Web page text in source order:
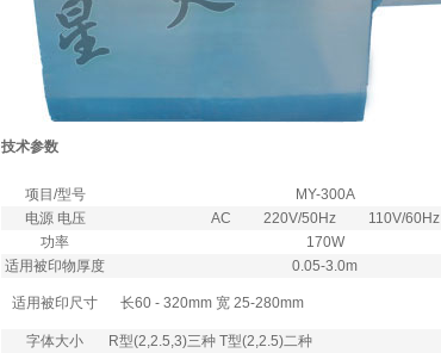
技术参数
项目/型号
MY-300A
电源 电压
AC 220V/50Hz 110V/60Hz
功率
170W
适用被印物厚度
0.05-3.0m
适用被印尺寸 长60 - 320mm 宽 25-280mm
字体大小
R型(2,2.5,3)三种 T型(2,2.5)二种